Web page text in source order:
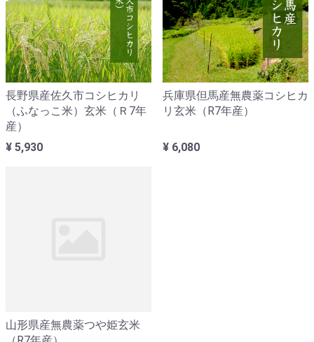
長野県産佐久市コシヒカリ
（ふなっこ米）玄米（Ｒ7年
産）
¥ 5,930
兵庫県但馬産無農薬コシヒカ
リ玄米（R7年産）
¥ 6,080
山形県産無農薬つや姫玄米